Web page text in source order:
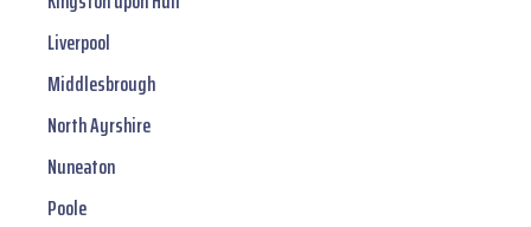
Liverpool
Middlesbrough
North Ayrshire
Nuneaton
Poole